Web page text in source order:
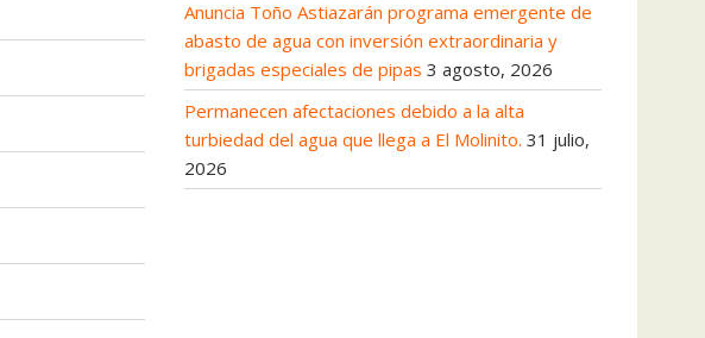
Anuncia Toño Astiazarán programa emergente de
abasto de agua con inversión extraordinaria y
brigadas especiales de pipas 3 agosto, 2026
Permanecen afectaciones debido a la alta
turbiedad del agua que llega a El Molinito. 31 julio,
2026